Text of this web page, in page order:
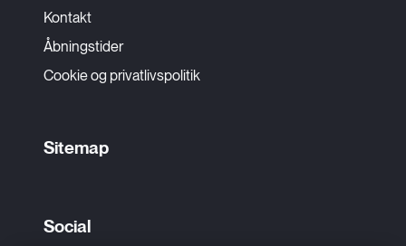
Kontakt
Åbningstider
Cookie og privatlivspolitik
Sitemap
Social